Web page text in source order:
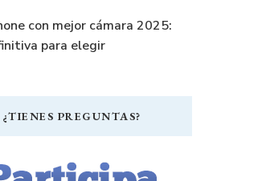
con mejor cámara 2025:
para elegir
¿TIENES PREGUNTAS?